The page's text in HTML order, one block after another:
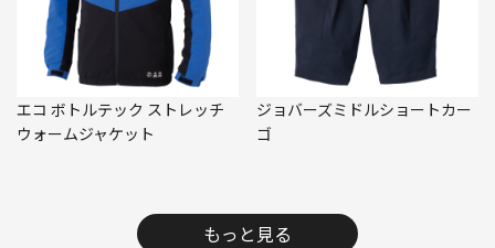
エコ ボトルテック ストレッチ
ウォームジャケット
ジョバーズミドルショートカー
ゴ
もっと見る